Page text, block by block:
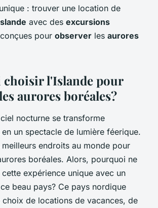
: trouver une location de
avec des excursions
pour observer les aurores
l'Islande pour
aurores boréales?
nocturne se transforme
un spectacle de lumière féerique.
endroits au monde pour
boréales. Alors, pourquoi ne
expérience unique avec un
beau pays? Ce pays nordique
de locations de vacances, de